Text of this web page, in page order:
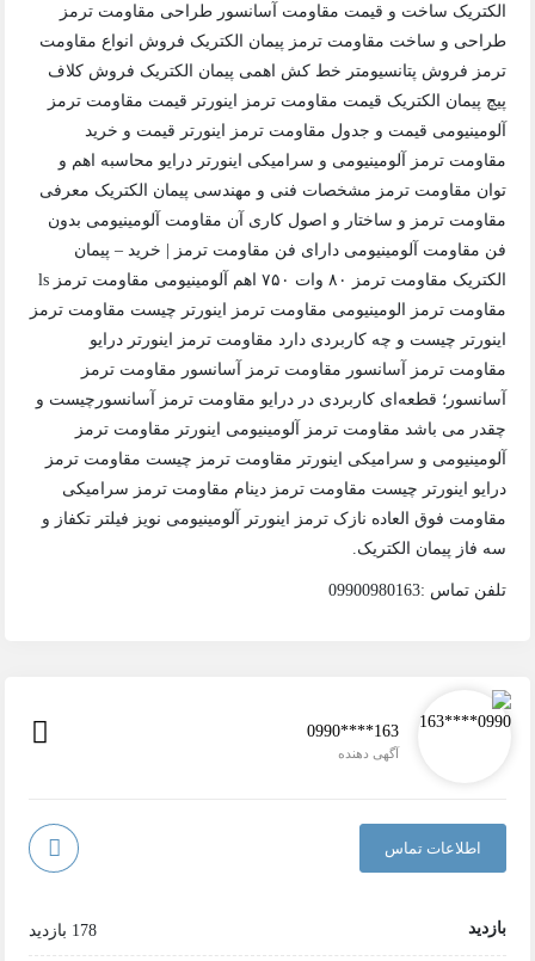
الکتریک ساخت و قیمت مقاومت آسانسور طراحی مقاومت ترمز
طراحی و ساخت مقاومت ترمز پیمان الکتریک فروش انواع مقاومت
ترمز فروش پتانسیومتر خط کش اهمی پیمان الکتریک فروش کلاف
پیچ پیمان الکتریک قیمت مقاومت ترمز اینورتر قیمت مقاومت ترمز
آلومینیومی قیمت و جدول مقاومت ترمز اینورتر قیمت و خرید
مقاومت ترمز آلومینیومی و سرامیکی اینورتر درایو محاسبه اهم و
توان مقاومت ترمز مشخصات فنی و مهندسی پیمان الکتریک معرفی
مقاومت ترمز و ساختار و اصول کاری آن مقاومت آلومینیومی بدون
فن مقاومت آلومینیومی دارای فن مقاومت ترمز | خرید – پیمان
الکتریک مقاومت ترمز ۸۰ وات ۷۵۰ اهم آلومینیومی مقاومت ترمز ls
مقاومت ترمز الومینیومی مقاومت ترمز اینورتر چیست مقاومت ترمز
اینورتر چیست و چه کاربردی دارد مقاومت ترمز اینورتر درایو
مقاومت ترمز آسانسور مقاومت ترمز آسانسور مقاومت ترمز
آسانسور؛ قطعه‌ای کاربردی در درایو مقاومت ترمز آسانسورچیست و
چقدر می باشد مقاومت ترمز آلومینیومی اینورتر مقاومت ترمز
آلومینیومی و سرامیکی اینورتر مقاومت ترمز چیست مقاومت ترمز
درایو اینورتر چیست مقاومت ترمز دینام مقاومت ترمز سرامیکی
مقاومت فوق العاده نازک ترمز اینورتر آلومینیومی نویز فیلتر تکفاز و
سه فاز پیمان الکتریک.
تلفن تماس :09900980163
0990****163
آگهی دهنده
اطلاعات تماس
بازدید 178 بازدید